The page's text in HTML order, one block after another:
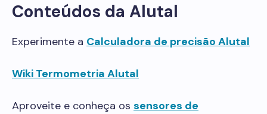
Conteúdos da Alutal
Experimente a Calculadora de precisão Alutal
Wiki Termometria Alutal
Aproveite e conheça os sensores de